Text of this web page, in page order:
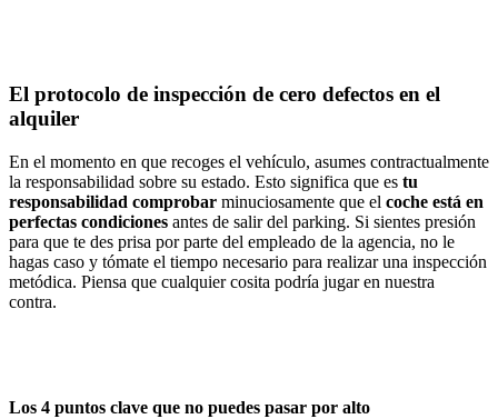
El protocolo de inspección de cero defectos en el
alquiler
En el momento en que recoges el vehículo, asumes contractualmente
la responsabilidad sobre su estado. Esto significa que es tu
responsabilidad comprobar minuciosamente que el coche está en
perfectas condiciones antes de salir del parking. Si sientes presión
para que te des prisa por parte del empleado de la agencia, no le
hagas caso y tómate el tiempo necesario para realizar una inspección
metódica. Piensa que cualquier cosita podría jugar en nuestra
contra.
Los 4 puntos clave que no puedes pasar por alto